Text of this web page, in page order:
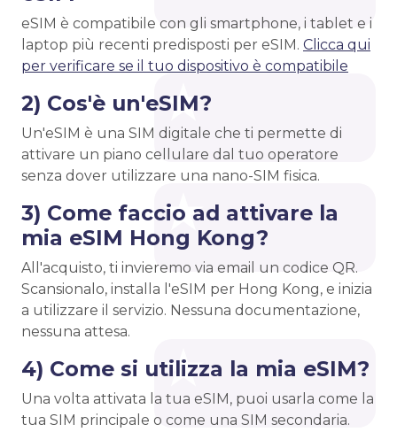
eSIM è compatibile con gli smartphone, i tablet e i
laptop più recenti predisposti per eSIM. Clicca qui
per verificare se il tuo dispositivo è compatibile
2) Cos'è un'eSIM?
Un'eSIM è una SIM digitale che ti permette di
attivare un piano cellulare dal tuo operatore
senza dover utilizzare una nano-SIM fisica.
3) Come faccio ad attivare la
mia eSIM Hong Kong?
All'acquisto, ti invieremo via email un codice QR.
Scansionalo, installa l'eSIM per Hong Kong, e inizia
a utilizzare il servizio. Nessuna documentazione,
nessuna attesa.
4) Come si utilizza la mia eSIM?
Una volta attivata la tua eSIM, puoi usarla come la
tua SIM principale o come una SIM secondaria.